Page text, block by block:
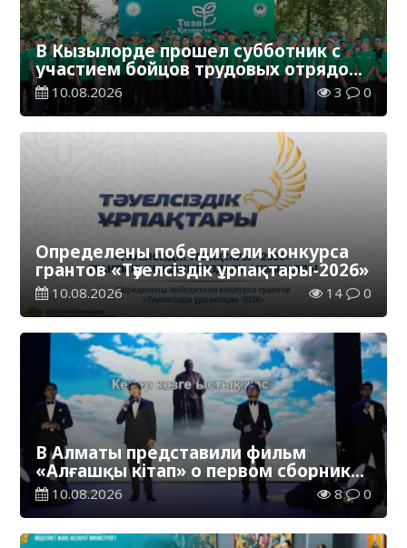
В Кызылорде прошел субботник с
участием бойцов трудовых отрядов
«Жасыл ел»
10.08.2026 3 0
Определены победители конкурса
грантов «Тәуелсіздік ұрпақтары-2026»
10.08.2026 14 0
В Алматы представили фильм
«Алғашқы кітап» о первом сборнике
произведений Абая
10.08.2026 8 0